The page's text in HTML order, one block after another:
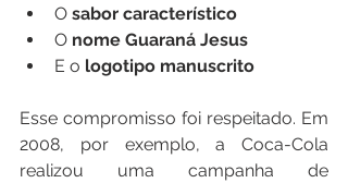
O sabor característico
O nome Guaraná Jesus
E o logotipo manuscrito
Esse compromisso foi respeitado. Em
2008, por exemplo, a Coca-Cola
realizou uma campanha de